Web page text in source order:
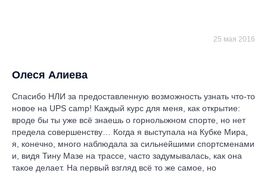
25 мая 2016
Олеся Алиева
Спасибо НЛИ за предоставленную возможность узнать что-то
новое на UPS camp! Каждый курс для меня, как открытие:
вроде бы ты уже всё знаешь о горнолыжном спорте, но нет
предела совершенству… Когда я выступала на Кубке Мира,
я, конечно, много наблюдала за сильнейшими спортсменами
и, видя Тину Мазе на трассе, часто задумывалась, как она
такое делает. На первый взгляд всё то же самое, но